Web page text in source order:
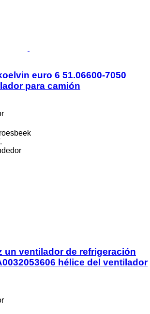
euro 6 51.06600-7050
para camión
un ventilador de refrigeración
hélice del ventilador